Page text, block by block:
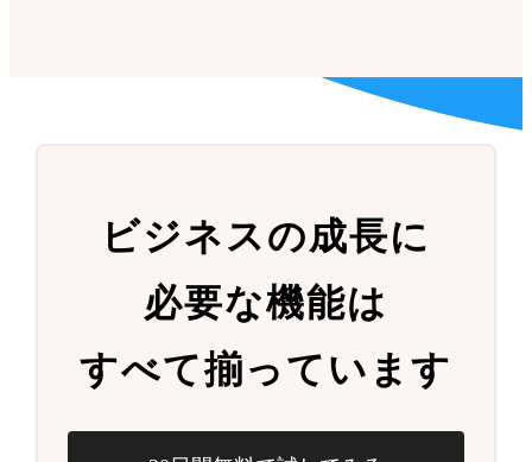
ビジネスの成長に
必要な機能は
すべて揃っています